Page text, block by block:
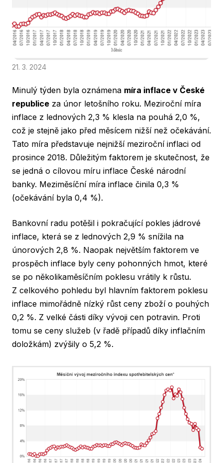
21. 3. 2024
Minulý týden byla oznámena míra inflace v České
republice za únor letošního roku. Meziroční míra
inflace z lednových 2,3 % klesla na pouhá 2,0 %,
což je stejně jako před měsícem nižší než očekávání.
Tato míra představuje nejnižší meziroční inflaci od
prosince 2018. Důležitým faktorem je skutečnost, že
se jedná o cílovou míru inflace České národní
banky. Meziměsíční míra inflace činila 0,3 %
(očekávání byla 0,4 %).
Bankovní radu potěšil i pokračující pokles jádrové
inflace, která se z lednových 2,9 % snížila na
únorových 2,8 %. Naopak největším faktorem ve
prospěch inflace byly ceny pohonných hmot, které
se po několikaměsíčním poklesu vrátily k růstu.
Z celkového pohledu byl hlavním faktorem poklesu
inflace mimořádně nízký růst ceny zboží o pouhých
0,2 %. Z velké části díky vývoji cen potravin. Proti
tomu se ceny služeb (v řadě případů díky inflačním
doložkám) zvýšily o 5,2 %.